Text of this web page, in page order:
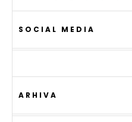
SOCIAL MEDIA
ARHIVA